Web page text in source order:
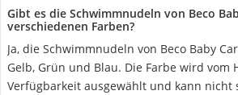
Gibt es die Schwimmnudeln von Beco
verschiedenen Farben?
Ja, die Schwimmnudeln von Beco Baby
Gelb, Grün und Blau. Die Farbe wird vom
Verfügbarkeit ausgewählt und kann nicht